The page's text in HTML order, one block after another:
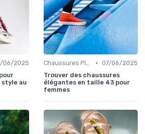
06/2025
au
Chaussures Plates et Ballerines • 07/06/2025
Trouver des chaussures
élégantes en taille 43 pour
femmes